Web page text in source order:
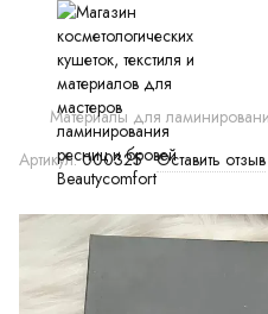
Материалы для
Артикул:000325 Оставить отзыв